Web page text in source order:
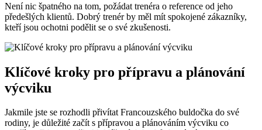
Není nic špatného ‌na tom, požádat trenéra⁣ o ⁤reference od jeho
předešlých klientů. ​Dobrý trenér by měl mít spokojené ⁣zákazníky,
kteří jsou ochotni podělit se o své zkušenosti.
Klíčové kroky pro přípravu a plánování
výcviku
Jakmile‌ jste se​ rozhodli přivítat Francouzského buldočka do své
rodiny, je důležité začít ⁤s přípravou a plánováním výcviku co